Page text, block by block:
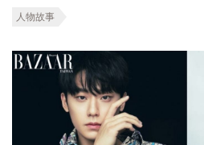
人物故事